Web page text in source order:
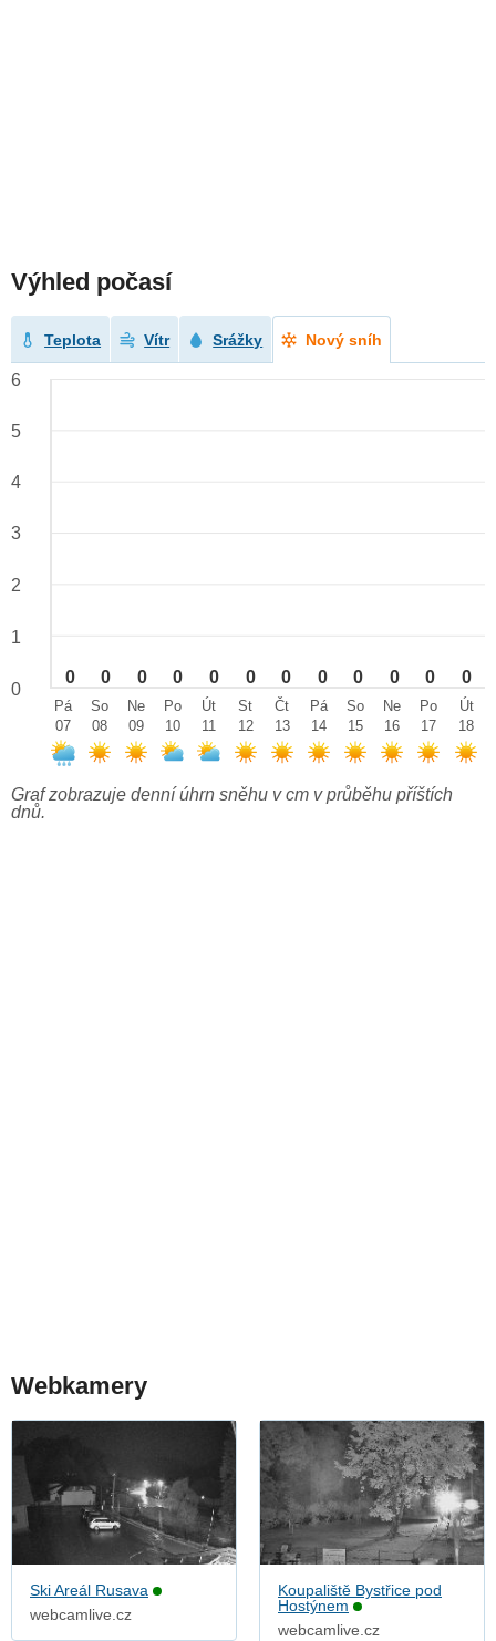
Výhled počasí
Teplota Vítr Srážky Nový sníh
0 0 0 0 0 0 0 0 0 0 0 0
6
5
4
3
2
1
0
Pá
07
So
08
Ne
09
Po
10
Út
11
St
12
Čt
13
Pá
14
So
15
Ne
16
Po
17
Út
18
Graf zobrazuje denní úhrn sněhu v cm v průběhu příštích
dnů.
Webkamery
Ski Areál Rusava
webcamlive.cz
Koupaliště Bystřice pod
Hostýnem
webcamlive.cz